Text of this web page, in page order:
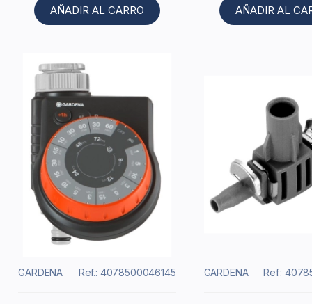
AÑADIR AL CARRO AÑADIR AL
GARDENA Ref.: 4078500046145 GARDENA Ref.: